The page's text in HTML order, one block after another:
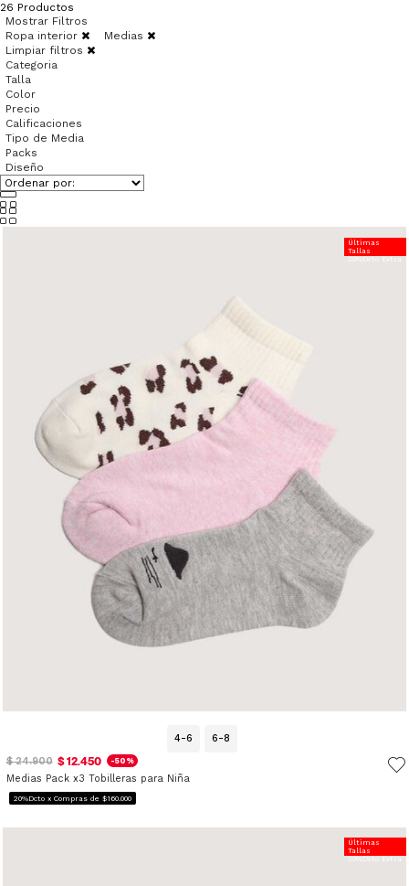
26 Productos
Mostrar Filtros
Ropa interior
Medias
Limpiar filtros
Categoria
Talla
Color
Precio
Calificaciones
Tipo de Media
Packs
Diseño
4-6 6-8
Últimas
Tallas
20%Dcto Extra
$ 24.900 $ 12.450 -50%
Medias Pack x3 Tobilleras para Niña
20%Dcto x Compras de $160.000
Últimas
Tallas
20%Dcto Extra